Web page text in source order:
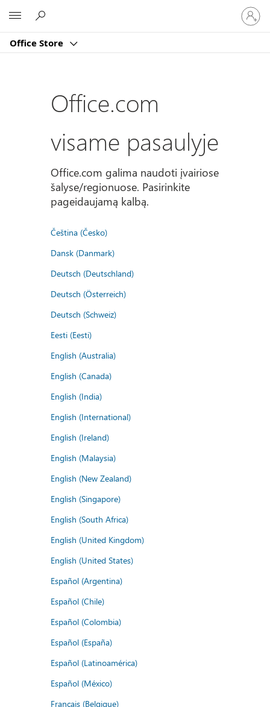
Office Store
prie
Office.com
visame pasaulyje
Office.com galima naudoti įvairiose
šalyse/regionuose. Pasirinkite
pageidaujamą kalbą.
Čeština (Česko)
Dansk (Danmark)
Deutsch (Deutschland)
Deutsch (Österreich)
Deutsch (Schweiz)
Eesti (Eesti)
English (Australia)
English (Canada)
English (India)
English (International)
English (Ireland)
English (Malaysia)
English (New Zealand)
English (Singapore)
English (South Africa)
English (United Kingdom)
English (United States)
Español (Argentina)
Español (Chile)
Español (Colombia)
Español (España)
Español (Latinoamérica)
Español (México)
Français (Belgique)